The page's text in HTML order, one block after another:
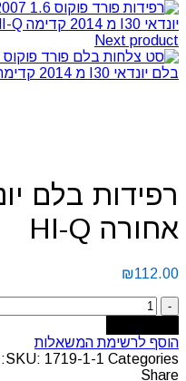
יונדאי I30 מ 2014 קדימה HI-Q
Next product
בלם יונדאי I30 מ 2014 קדימה HI-Q
אחורה HI-Q
₪112.00
הוסף לרשימת המשאלות
SKU: 1719-1-1 Categories:
Share